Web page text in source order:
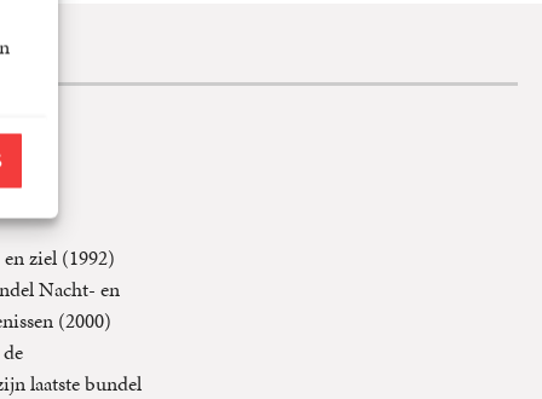
ziel (1992)
Nacht- en
(2000)
laatste bundel